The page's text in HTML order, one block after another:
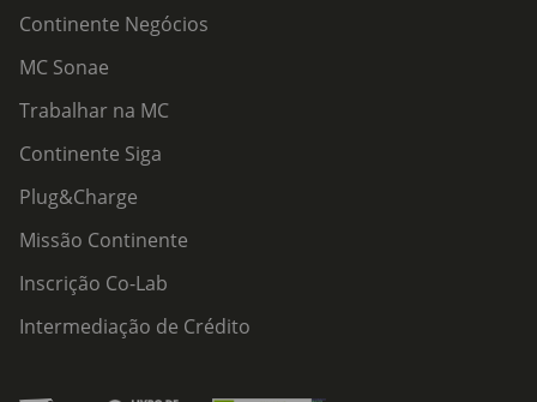
Continente Negócios
MC Sonae
Trabalhar na MC
Continente Siga
Plug&Charge
Missão Continente
Inscrição Co-Lab
Intermediação de Crédito